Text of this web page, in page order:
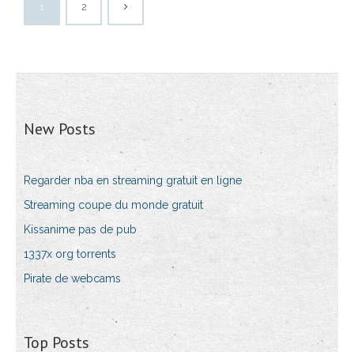
1 2
New Posts
Regarder nba en streaming gratuit en ligne
Streaming coupe du monde gratuit
Kissanime pas de pub
1337x org torrents
Pirate de webcams
Top Posts